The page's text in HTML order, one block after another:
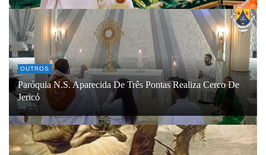
OUTROS
Paróquia N.S. Aparecida De Três Pontas Realiza Cerco De
Jericó